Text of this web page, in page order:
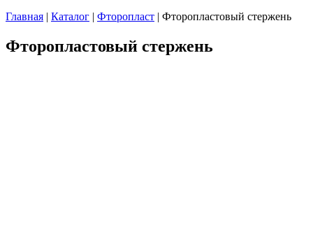
Главная | Каталог | Фторопласт | Фторопластовый стержень
Фторопластовый стержень